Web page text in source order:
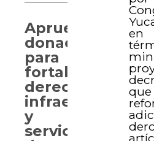
Aprueban
donaciones
para
fortalecer
derechos,
infraestructura
y
servicios